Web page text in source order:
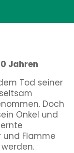
Jahren
Tod seiner
Doch
Onkel und
und Flamme